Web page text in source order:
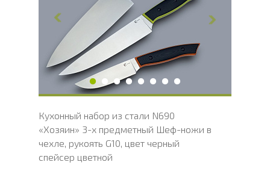
Ширина клинка, мм
49, 34, 24
Толщина обуха, мм
2.1
Длина рукояти, мм
Твердость клинка, HRC
58 - 61 HRC
Вес, г
Кухонный набор из стали N690
«Хозяин» 3-х предметный Шеф-ножи в
чехле, рукоять G10, цвет черный
спейсер цветной